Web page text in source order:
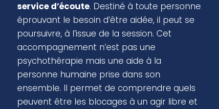
service d’écoute. Destiné à toute personne
éprouvant le besoin d’être aidée, il peut se
poursuivre, à l’issue de la session. Cet
accompagnement n’est pas une
psychothérapie mais une aide à la
personne humaine prise dans son
ensemble. Il permet de comprendre quels
peuvent être les blocages à un agir libre et